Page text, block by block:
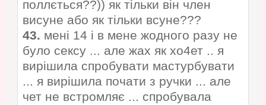
поллється??)) як тільки він член
висуне або як тільки всуне???
43. мені 14 і в мене жодного разу не
було сексу ... але жах як хо4ет .. я
вирішила спробувати мастурбувати
... я вирішила почати з ручки ... але
чет не встромляє ... спробувала